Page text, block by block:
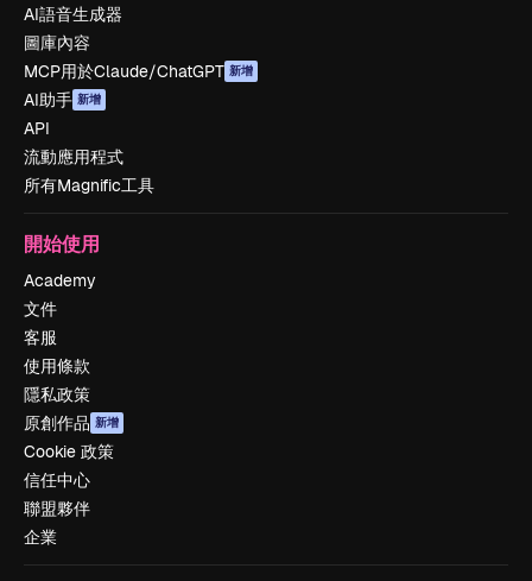
AI語音生成器
圖庫內容
MCP用於Claude/ChatGPT 新增
AI助手 新增
API
流動應用程式
所有Magnific工具
開始使用
Academy
文件
客服
使用條款
隱私政策
原創作品 新增
Cookie 政策
信任中心
聯盟夥伴
企業